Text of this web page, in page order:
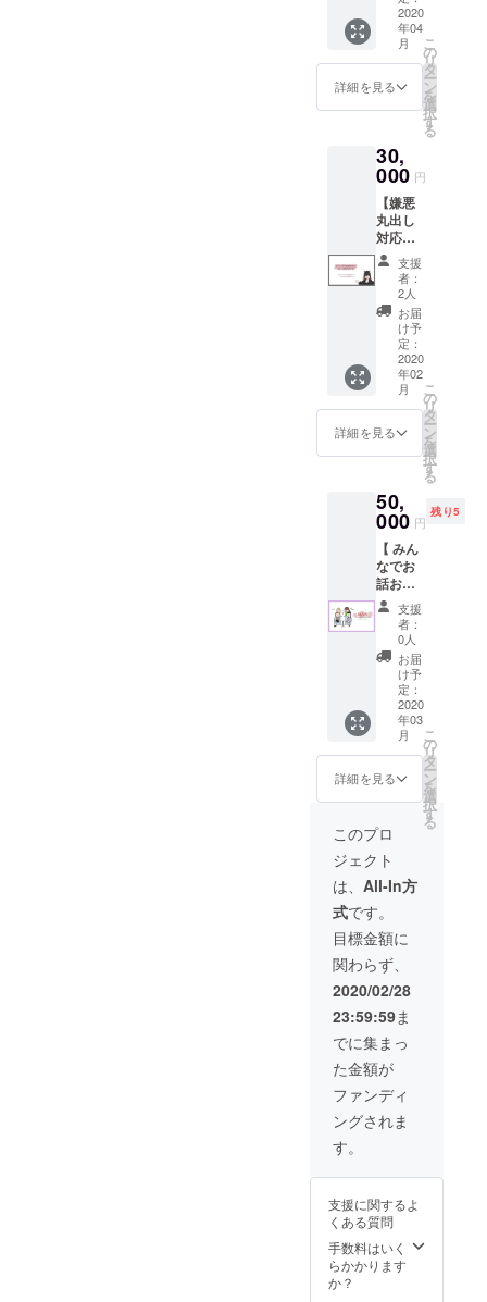
ロフ文
を考
え、あ
たかも
「友人
撮られ
まし
た」的
な自然
な写真
をお撮
りしま
す！ ※
あくま
で文や
写真を
一緒に
用意し
ていく
だけ
で、こ
れで必
るとお
約束す
るもの
ではあ
りませ
ん。 ・
北千住
から1時
間以内
の場所
・飲食
店に入
る場合
はその
費用も
くださ
い
たら良
いのか
わから
ん！！
！ その
気持
ち、お
ます。
なので
事務所
オープ
ン前の
キャス
トお披
露目会
へご招
待致し
ます。
軽い立
食パー
ティ形
式と
なって
おり、
トとお
話がで
きる仕
組みと
なって
おりま
す。 雰
囲気込
みで会
う人決
めま
しょ！
！！ ・
4月中旬
の土日
の予定
・2-3時
のレン
ペース
にて
2020
年04
月
詳細を見る
こ
の
リ
タ
ー
ン
を
選
択
す
る
30,
000 円
【嫌悪
丸出し
対応し
ます】
塩対応
ではご
ざいま
せん。
嫌悪を
ブンブ
ン投げ
回しま
す。想
像する
だけで
私もし
うなこ
のリ
ター
ン。 お
世辞と
か接待
ではな
く、相
手のこ
とは褒
めたほ
うが平
和で楽
しいの
に完全
に逆を
いきま
瞬間か
ら思春
期真っ
只中JK
が父親
に対す
る態度
のよう
な対応
をしま
す。 要
望が
あった
のでこ
のリ
ターン
を用意
しまし
要があ
るのだ
ろう
か。こ
の文を
書いて
支援
者：
2人
お届
け予
定：
2020
年02
月
詳細を見る
こ
の
リ
タ
ー
ン
を
選
択
す
る
50,
000 円
残り5
【 みん
なでお
話お聞
きし
ちゃう
券 】 こ
の世に
全く同
じ考え
の人間
なんて
だれ一
人おり
ませ
ん。こ
の券で
は１度
に6人
（キャ
スト5人
＋よも
ぎちゃ
ん）の
話を聞
くこと
が出来
ます。
そう！
１つの
話題や
相談に
対して
６通り
の意見
出来る
す！ な
かなか
ない贅
沢プラ
ンです
支援
者：
0人
お届
け予
定：
2020
年03
月
詳細を見る
こ
の
リ
タ
ー
ン
を
選
択
す
る
このプロ
ジェクト
は、 All-In方
式です。
目標金額に
関わらず、
2020/02/28
23:59:59ま
でに集まっ
た金額が
ファンディ
ングされま
す。
支援に関するよ
くある質問
手数料はいく
らかかります
か？